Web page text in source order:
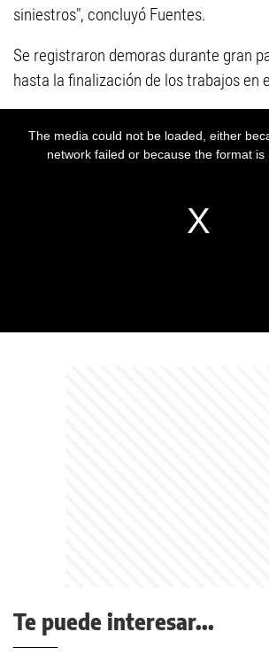
siniestros", concluyó Fuentes.
Se registraron demoras durante gran
hasta la finalización de los trabajos en
Te puede interesar...